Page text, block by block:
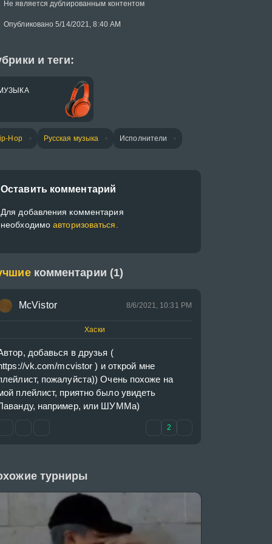
Не является дублированным контентом
Опубликовано 5/14/2021, 8:40 AM
и теги:
Hop Русская музыка Исполнители
Оставить комментарий
Для добавления комментария
необходимоавторизоваться.
комментарии (1)
McVistor 8/6/2021, 10:31 PM
Хаски
добавься в друзья (
vk.com/mcvistor ) и открой мне
пожалуйста)) Очень похоже на
плейлист, приятно было увидеть
например, или ШУММа)
2
турниры